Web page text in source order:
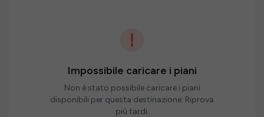
Impossibile caricare i piani
Non è stato possibile caricare i piani
disponibili per questa destinazione. Riprova
più tardi.